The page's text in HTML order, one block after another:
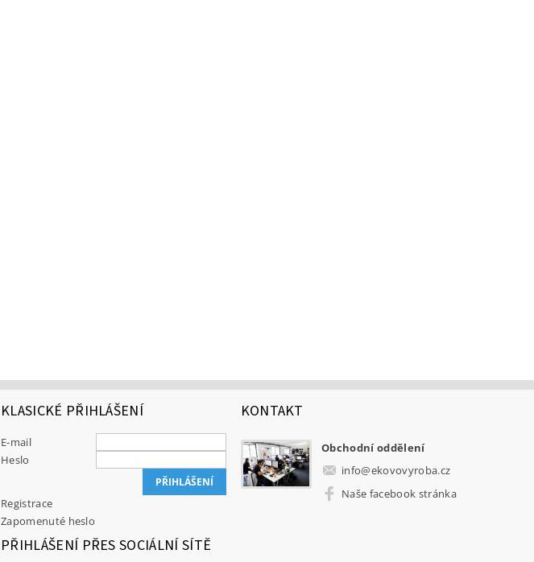
KLASICKÉ PŘIHLÁŠENÍ
E-mail
Heslo
Registrace
Zapomenuté heslo
PŘIHLÁŠENÍ PŘES SOCIÁLNÍ SÍTĚ
KONTAKT
Obchodní oddělení
info@ekovovyroba.cz
Naše facebook stránka